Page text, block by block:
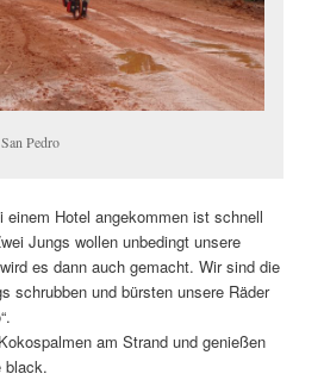
Pedro
einem Hotel angekommen ist schnell
Jungs wollen unbedingt unsere
es dann auch gemacht. Wir sind die
schrubben und bürsten unsere Räder
am Strand und genießen
black.